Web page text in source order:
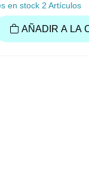
en stock 2 Artículos
AÑADIR A LA